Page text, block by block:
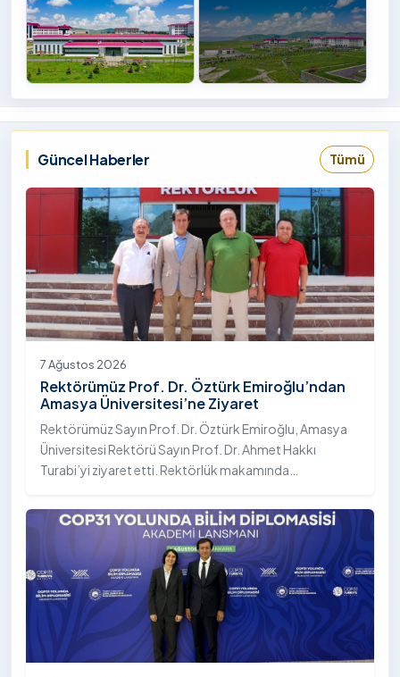
İçin
Tıklayınız
Güncel Haberler Tümü
7 Ağustos 2026
Rektörümüz Prof. Dr. Öztürk Emiroğlu’ndan
Amasya Üniversitesi’ne Ziyaret
Rektörümüz Sayın Prof. Dr. Öztürk Emiroğlu, Amasya
Üniversitesi Rektörü Sayın Prof. Dr. Ahmet Hakkı
Turabi’yi ziyaret etti. Rektörlük makamında
Yardımcısı Prof. Dr. Murat Kurt eşlik etti.